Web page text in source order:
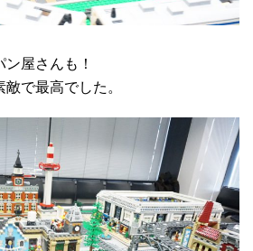
屋さんも！
で最高でした。